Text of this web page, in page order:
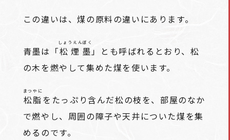
この違いは、煤の原料の違いにあります。
青墨は「松煙墨
しょうえんぼく
」とも呼ばれるとおり、松
の木を燃やして集めた煤を使います。
松脂
まつやに
をたっぷり含んだ松の枝を、部屋のなか
で燃やし、周囲の障子や天井についた煤を集
めるのです。